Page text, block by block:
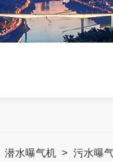
潜水曝气机> 污水曝